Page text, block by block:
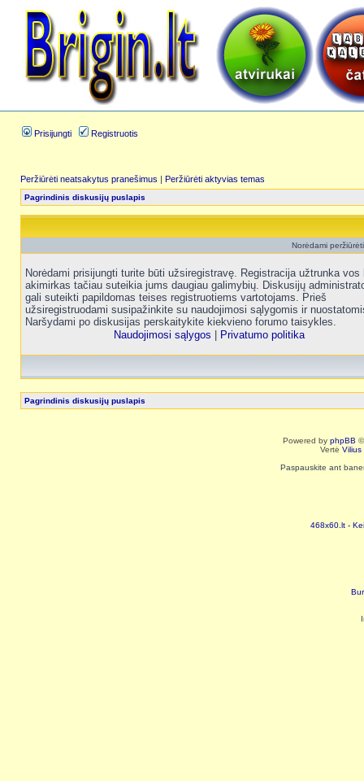
Prisijungti Registruotis
Peržiūrėti neatsakytus pranešimus | Peržiūrėti aktyvias temas
Pagrindinis diskusijų puslapis
Norėdami
Norėdami prisijungti turite būti užsiregistravę. Registracija užtrunka vos
akimirkas tačiau suteikia jums daugiau galimybių. Diskusijų
gali suteikti papildomas teises registruotiems vartotojams. Prieš
užsiregistruodami susipažinkite su naudojimosi sąlygomis ir
Naršydami po diskusijas perskaitykite kiekvieno forumo taisykles.
Naudojimosi sąlygos
Privatumo politika
Pagrindinis diskusijų puslapis
Powered by phpBB
Vertė Vilius
Paspauskite ant
468x60.lt -